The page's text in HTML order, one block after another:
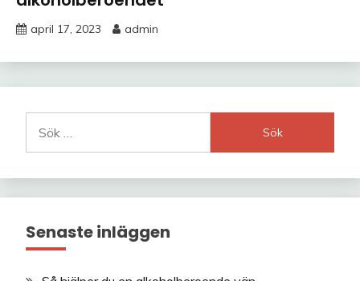
april 17, 2023 admin
efter:
Senaste inläggen